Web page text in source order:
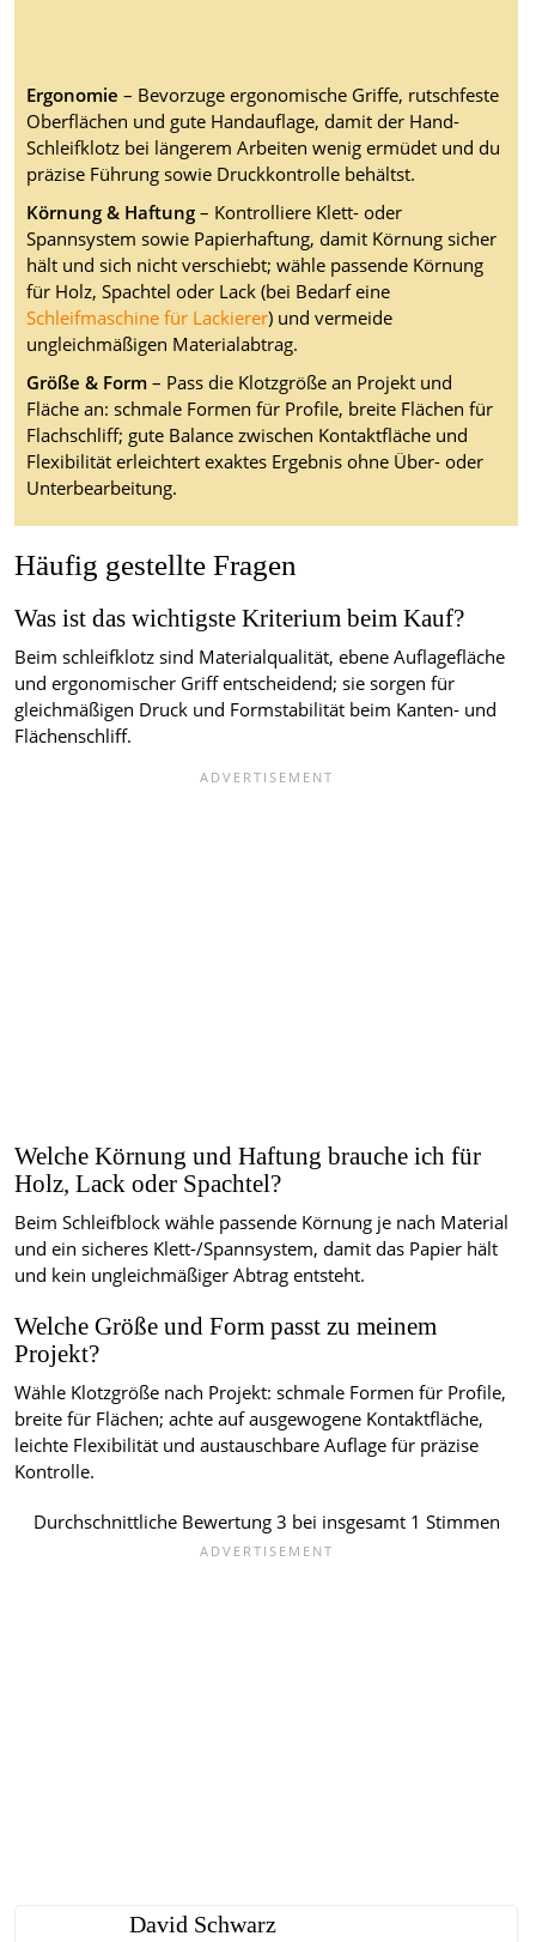
Ergonomie – Bevorzuge ergonomische Griffe, rutschfeste
Oberflächen und gute Handauflage, damit der Hand-
Schleifklotz bei längerem Arbeiten wenig ermüdet und du
präzise Führung sowie Druckkontrolle behältst.
Körnung & Haftung– Kontrolliere Klett- oder
Spannsystem sowie Papierhaftung, damit Körnung sicher
hält und sich nicht verschiebt; wähle passende Körnung
für Holz, Spachtel oder Lack (bei Bedarf eine
Schleifmaschine für Lackierer) und vermeide
ungleichmäßigen Materialabtrag.
Größe & Form– Pass die Klotzgröße an Projekt und
Fläche an: schmale Formen für Profile, breite Flächen für
Flachschliff; gute Balance zwischen Kontaktfläche und
Flexibilität erleichtert exaktes Ergebnis ohne Über- oder
Unterbearbeitung.
Häufig gestellte Fragen
Was ist das wichtigste Kriterium beim Kauf?
Beim schleifklotz sind Materialqualität, ebene Auflagefläche
und ergonomischer Griff entscheidend; sie sorgen für
gleichmäßigen Druck und Formstabilität beim Kanten- und
Flächenschliff.
Welche Körnung und Haftung brauche ich für
Holz, Lack oder Spachtel?
Beim Schleifblock wähle passende Körnung je nach Material
und ein sicheres Klett-/Spannsystem, damit das Papier hält
und kein ungleichmäßiger Abtrag entsteht.
Welche Größe und Form passt zu meinem
Projekt?
Wähle Klotzgröße nach Projekt: schmale Formen für Profile,
breite für Flächen; achte auf ausgewogene Kontaktfläche,
leichte Flexibilität und austauschbare Auflage für präzise
Kontrolle.
Durchschnittliche Bewertung3 bei insgesamt 1 Stimmen
David Schwarz